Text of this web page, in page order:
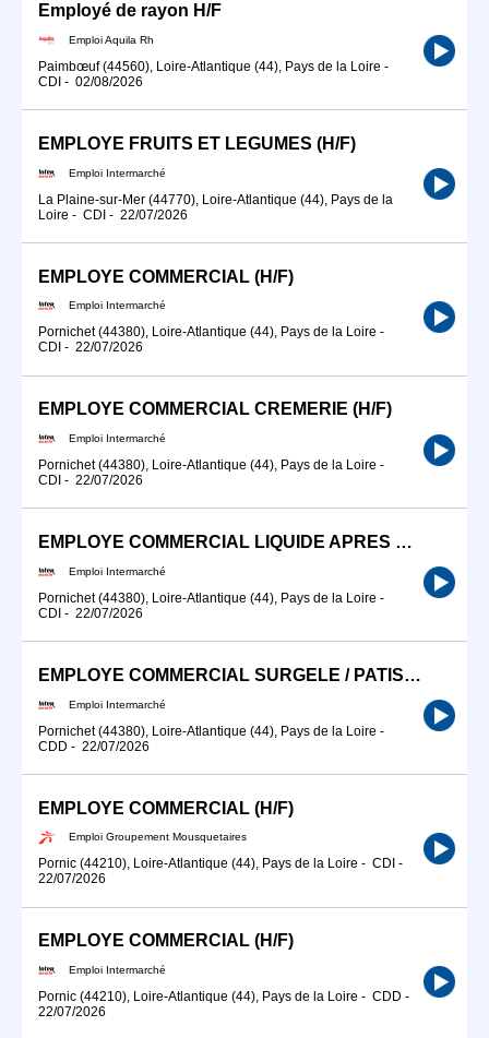
Employé de rayon H/F
Emploi Aquila Rh
Paimbœuf (44560), Loire-Atlantique (44), Pays de la Loire -
CDI - 02/08/2026
EMPLOYE FRUITS ET LEGUMES (H/F)
Emploi Intermarché
La Plaine-sur-Mer (44770), Loire-Atlantique (44), Pays de la
Loire - CDI - 22/07/2026
EMPLOYE COMMERCIAL (H/F)
Emploi Intermarché
Pornichet (44380), Loire-Atlantique (44), Pays de la Loire -
CDI - 22/07/2026
EMPLOYE COMMERCIAL CREMERIE (H/F)
Emploi Intermarché
Pornichet (44380), Loire-Atlantique (44), Pays de la Loire -
CDI - 22/07/2026
EMPLOYE COMMERCIAL LIQUIDE APRES MIDI (H/F)
Emploi Intermarché
Pornichet (44380), Loire-Atlantique (44), Pays de la Loire -
CDI - 22/07/2026
EMPLOYE COMMERCIAL SURGELE / PATISSERIE INDUSTRIEL (H/F)
Emploi Intermarché
Pornichet (44380), Loire-Atlantique (44), Pays de la Loire -
CDD - 22/07/2026
EMPLOYE COMMERCIAL (H/F)
Emploi Groupement Mousquetaires
Pornic (44210), Loire-Atlantique (44), Pays de la Loire - CDI -
22/07/2026
EMPLOYE COMMERCIAL (H/F)
Emploi Intermarché
Pornic (44210), Loire-Atlantique (44), Pays de la Loire - CDD -
22/07/2026